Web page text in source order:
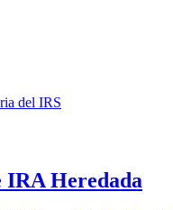
del IRS
IRA Heredada